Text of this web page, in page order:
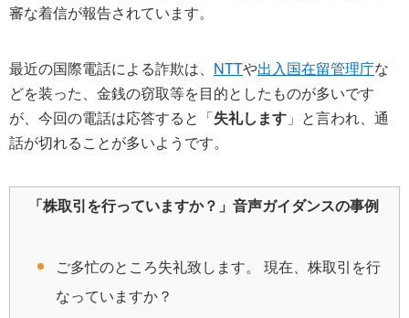
審な着信が報告されています。
最近の国際電話による詐欺は、 NTTや出入国在留管理庁な
どを装った、金銭の窃取等を目的としたものが多いです
が、今回の電話は応答すると「失礼します 」と言われ、通
話が切れることが多いようです。
「株取引を行っていますか？」音声ガイダンスの事例
ご多忙のところ失礼致します。 現在、株取引を行
なっていますか？